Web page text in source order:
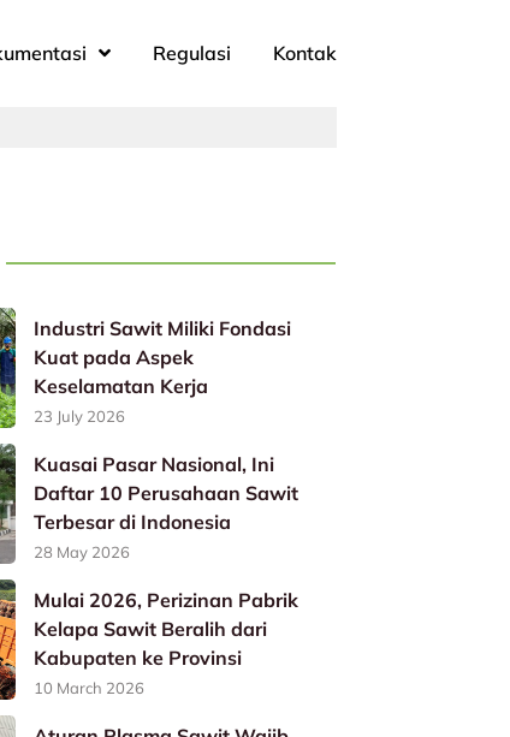
Regulasi Kontak
Industri Sawit Miliki Fondasi
Kuat pada Aspek
Keselamatan Kerja
23 July 2026
Kuasai Pasar Nasional, Ini
Daftar 10 Perusahaan Sawit
Terbesar di Indonesia
28 May 2026
Mulai 2026, Perizinan Pabrik
Kelapa Sawit Beralih dari
Kabupaten ke Provinsi
10 March 2026